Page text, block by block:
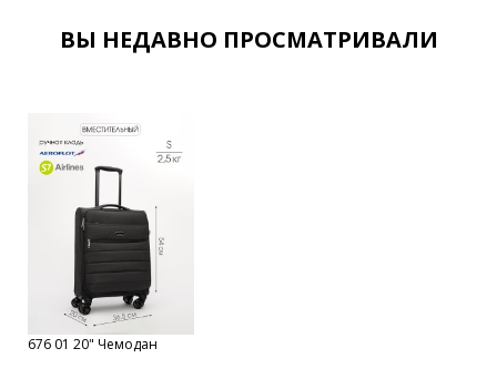
ВЫ НЕДАВНО ПРОСМАТРИВАЛИ
676 01 20" Чемодан